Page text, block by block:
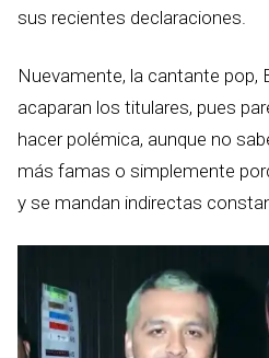
sus recientes declaraciones.
Nuevamente, la cantante pop,
acaparan los titulares, pues
hacer polémica, aunque no
más famas o simplemente
y se mandan indirectas